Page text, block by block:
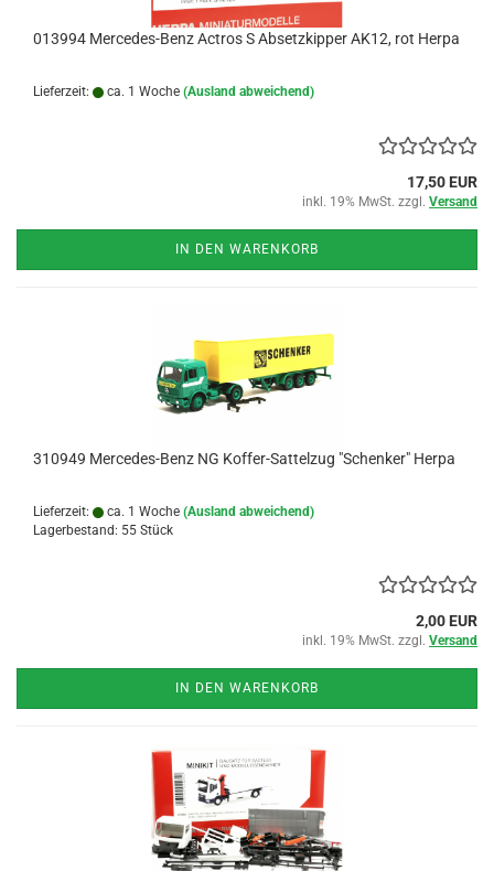
013994 Mercedes-Benz Actros S Absetzkipper AK12, rot Herpa
Lieferzeit: ca. 1 Woche (Ausland abweichend)
17,50 EUR
inkl. 19% MwSt. zzgl. Versand
IN DEN WARENKORB
310949 Mercedes-Benz NG Koffer-Sattelzug "Schenker" Herpa
Lieferzeit: ca. 1 Woche (Ausland abweichend)
Lagerbestand: 55 Stück
2,00 EUR
inkl. 19% MwSt. zzgl. Versand
IN DEN WARENKORB